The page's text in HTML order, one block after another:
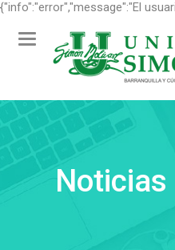
{"info":"error","message":"El
Toggle navigation
Noticias